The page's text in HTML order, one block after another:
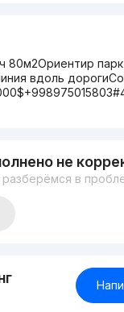
80м2Ориентир парк
вдоль
не
в